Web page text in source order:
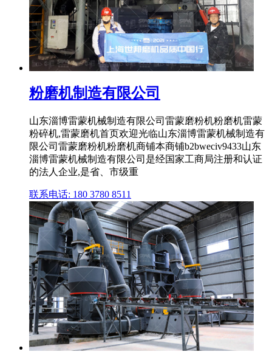
粉磨机制造有限公司
山东淄博雷蒙机械制造有限公司雷蒙磨粉机粉磨机雷蒙
粉碎机,雷蒙磨机首页欢迎光临山东淄博雷蒙机械制造有
限公司雷蒙磨粉机粉磨机商铺本商铺b2bweciv9433山东
淄博雷蒙机械制造有限公司是经国家工商局注册和认证
的法人企业,是省、市级重
联系电话: 180 3780 8511